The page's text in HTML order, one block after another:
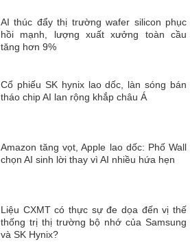
AI thúc đẩy thị trường wafer silicon phục
hồi mạnh, lượng xuất xưởng toàn cầu
tăng hơn 9%
Cổ phiếu SK hynix lao dốc, làn sóng bán
tháo chip AI lan rộng khắp châu Á
Amazon tăng vọt, Apple lao dốc: Phố Wall
chọn AI sinh lời thay vì AI nhiều hứa hẹn
Liệu CXMT có thực sự đe dọa đến vị thế
thống trị thị trường bộ nhớ của Samsung
và SK Hynix?